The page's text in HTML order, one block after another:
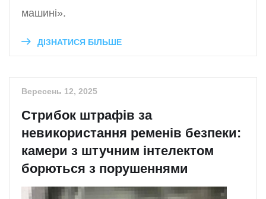
машині».
ДІЗНАТИСЯ БІЛЬШЕ
Вересень 12, 2025
Стрибок штрафів за
невикористання ременів безпеки:
камери з штучним інтелектом
борються з порушеннями